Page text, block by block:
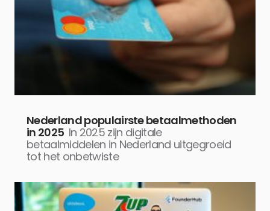
Nederland populairste betaalmethoden
in 2025 In 2025 zijn digitale
betaalmiddelen in Nederland uitgegroeid
tot het onbetwiste